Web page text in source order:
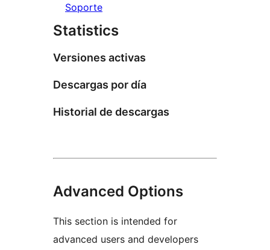
Soporte
Statistics
Versiones activas
Descargas por día
Historial de descargas
Advanced Options
This section is intended for
advanced users and developers